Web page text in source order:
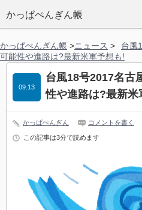
かっぱぺんぎん帳
かっぱぺんぎん帳 >ニュース >
台風
可能性や進路は?最新米軍予想も!
台風18号2017名古
性や進路は?最新米
09.13
かっぱぺんぎん コメントを書く
この記事は3分で読めます